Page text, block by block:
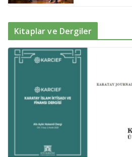
Kitaplar ve Dergiler